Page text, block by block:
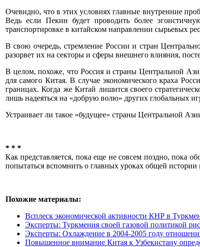
Очевидно, что в этих условиях главные внутренние
Ведь если Пекин будет проводить более
транспортировке в китайском направлении сырьевых
В свою очередь, стремление России и стран
разорвет их на секторы и сферы внешнего влияния,
В целом, похоже, что Россия и страны Центральной
для самого Китая. В случае экономического краха
границах. Когда же Китай лишится своего
лишь надеяться на «добрую волю» других глобальных
Устраивает ли такое «будущее» страны Центральной
* * *
Как представляется, пока еще не совсем поздно, пока
попытаться вспомнить о главных уроках общей
Похожие материалы:
Всплеск экономической активности КНР в
Эксперты: Туркмения своей газовой политикой
Эксперты: Охлаждение в 2004-2005 году
Повышенное внимание Китая к Узбекистану